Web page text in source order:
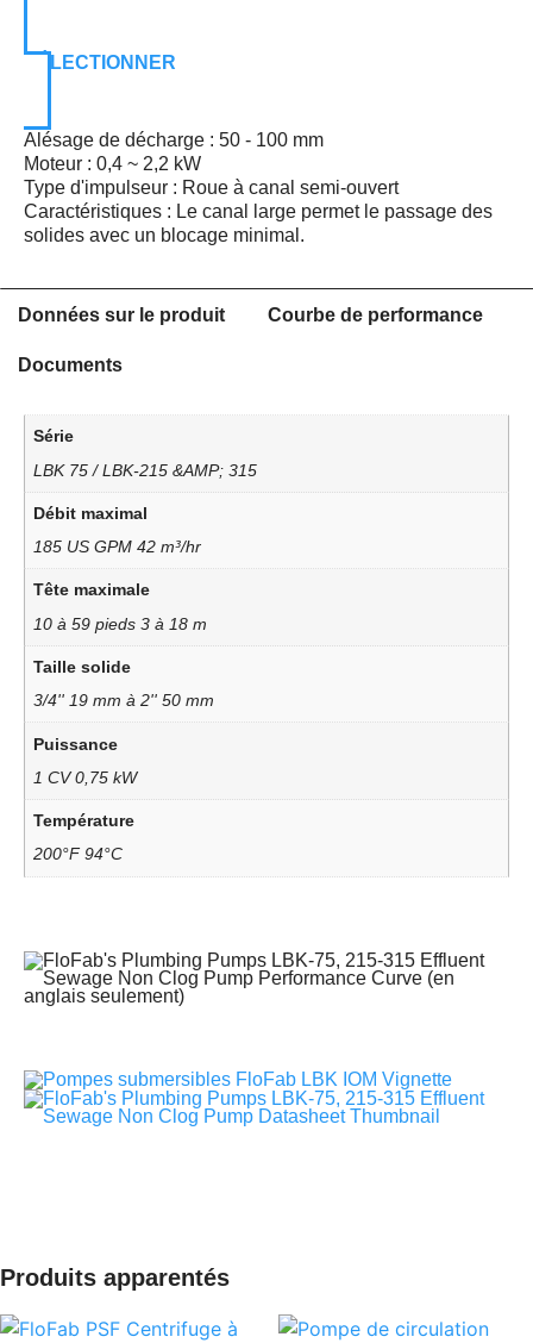
SÉLECTIONNER
Alésage de décharge : 50 - 100 mm
Moteur : 0,4 ~ 2,2 kW
Type d'impulseur : Roue à canal semi-ouvert
Caractéristiques : Le canal large permet le passage des
solides avec un blocage minimal.
Données sur le produit Courbe de performance
Documents
Série
LBK 75 / LBK-215 &AMP; 315
Débit maximal
185 US GPM 42 m³/hr
Tête maximale
10 à 59 pieds 3 à 18 m
Taille solide
3/4'' 19 mm à 2'' 50 mm
Puissance
1 CV 0,75 kW
Température
200°F 94°C
Produits apparentés